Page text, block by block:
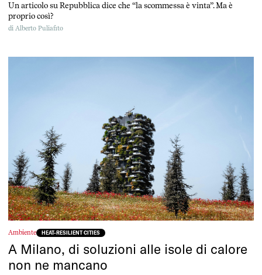
Un articolo su Repubblica dice che “la scommessa è vinta”. Ma è
proprio così?
di Alberto Puliafito
Ambiente HEAT-RESILIENT CITIES
A Milano, di soluzioni alle isole di calore
non ne mancano